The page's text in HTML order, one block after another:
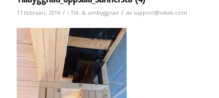
17 februari, 2016 / i Till- & ombyggnad / av support@vikab.com